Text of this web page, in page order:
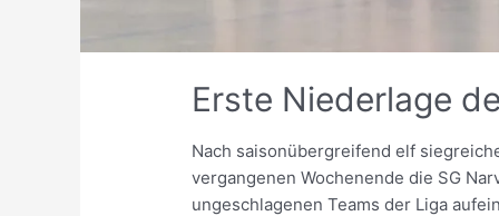
Erste Niederlage
Nach saisonübergreifend elf
vergangenen Wochenende die SG
ungeschlagenen Teams der Liga